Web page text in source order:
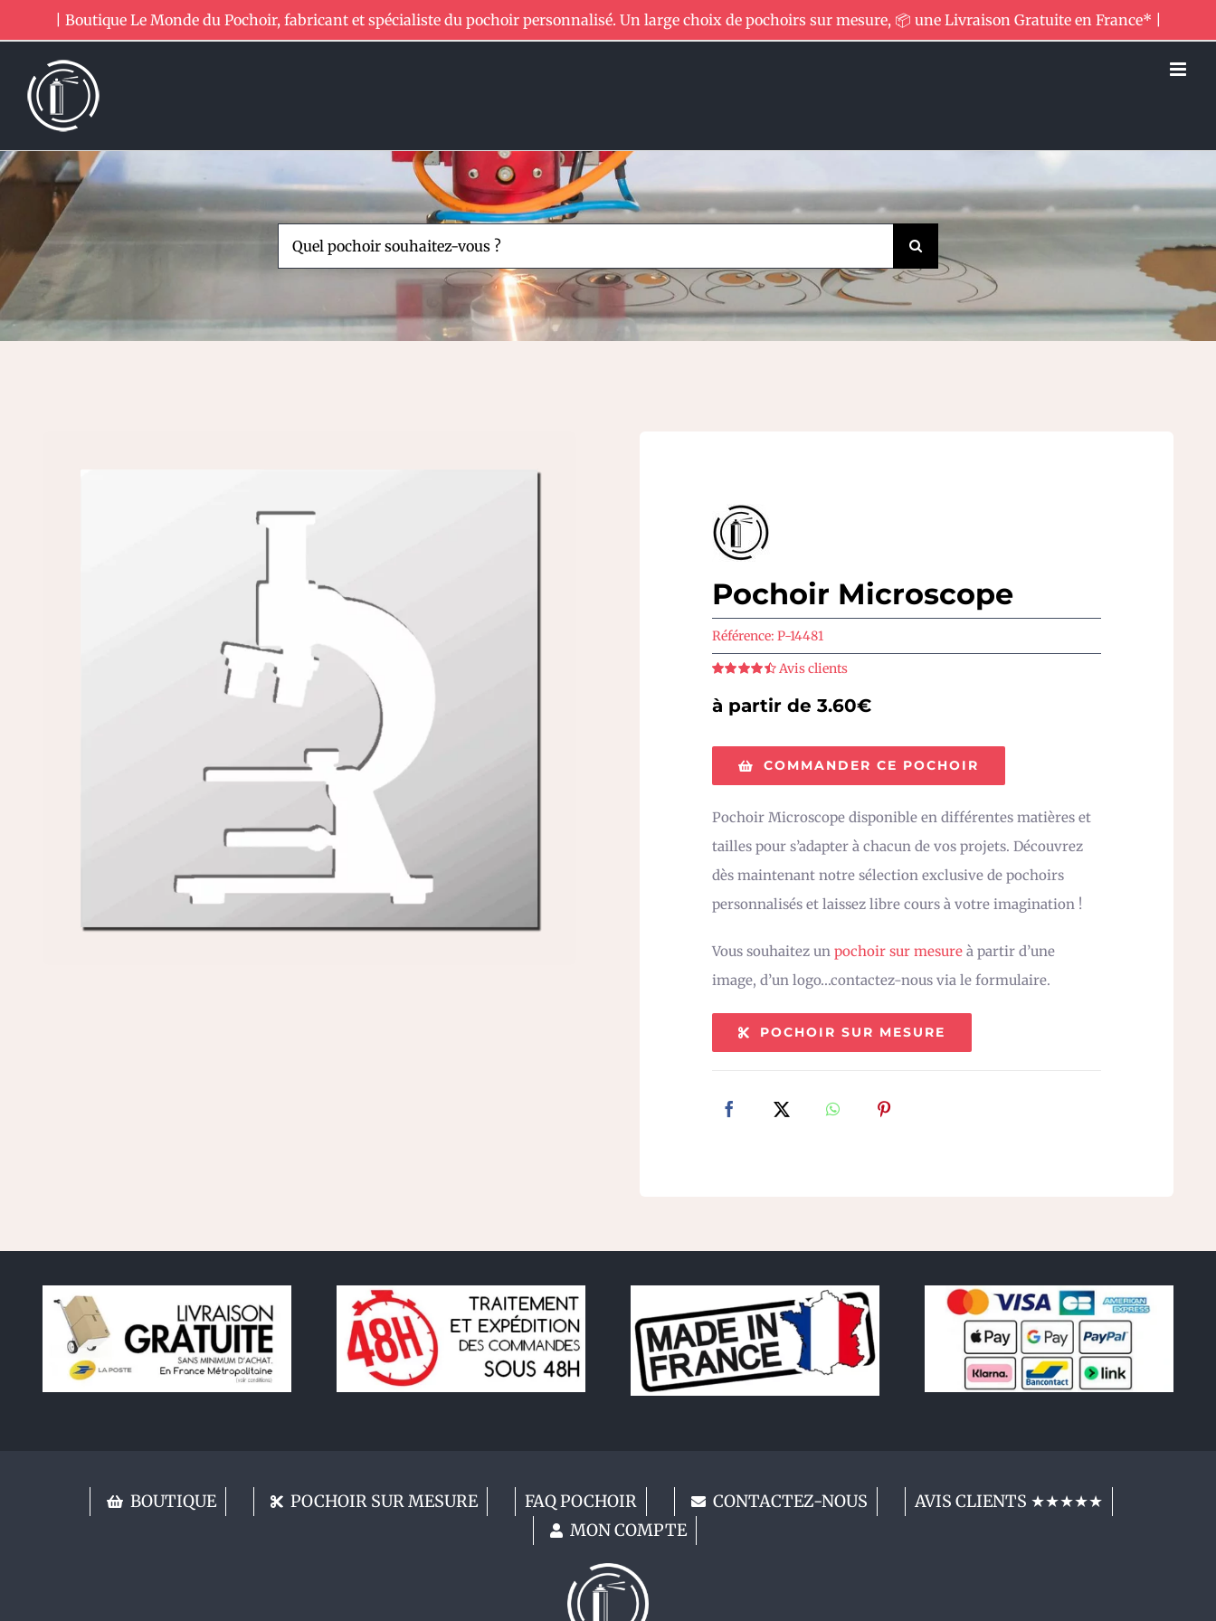
au
contenu
| Boutique Le Monde du Pochoir, fabricant et spécialiste du pochoir personnalisé. Un large choix de pochoirs sur mesure, 📦 une Livraison Gratuite en France* |
Rechercher:
Pochoir Microscope
Référence: P-14481
5
Avis clients
à partir de 3.60€
COMMANDER CE POCHOIR
Pochoir Microscope disponible en différentes matières et
tailles pour s’adapter à chacun de vos projets. Découvrez
dès maintenant notre sélection exclusive de pochoirs
personnalisés et laissez libre cours à votre imagination !
Vous souhaitez un pochoir sur mesure à partir d’une
image, d’un logo…contactez-nous via le formulaire.
POCHOIR SUR MESURE
BOUTIQUE POCHOIR SUR MESURE FAQ POCHOIR CONTACTEZ-NOUS
AVIS CLIENTS ★★★★★
MON COMPTE